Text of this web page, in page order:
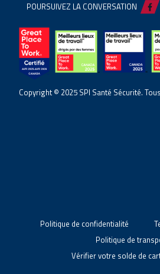
POURSUIVEZ LA CONVERSATION
Copyright © 2025 SPI Santé Sécurité.
Politique de confidentialité
Politique de
Vérifier votre solde de